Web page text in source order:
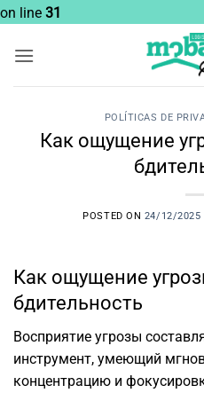
on line 31
POLÍTICAS DE
Как ощущение
POSTED ON 24/12/2025
Как ощущение
бдительность
Восприятие угрозы
инструмент, умеющий
концентрацию и